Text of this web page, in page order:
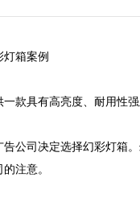
箱案例
款具有高亮度、耐用性
公司决定选择幻彩灯箱
注意。